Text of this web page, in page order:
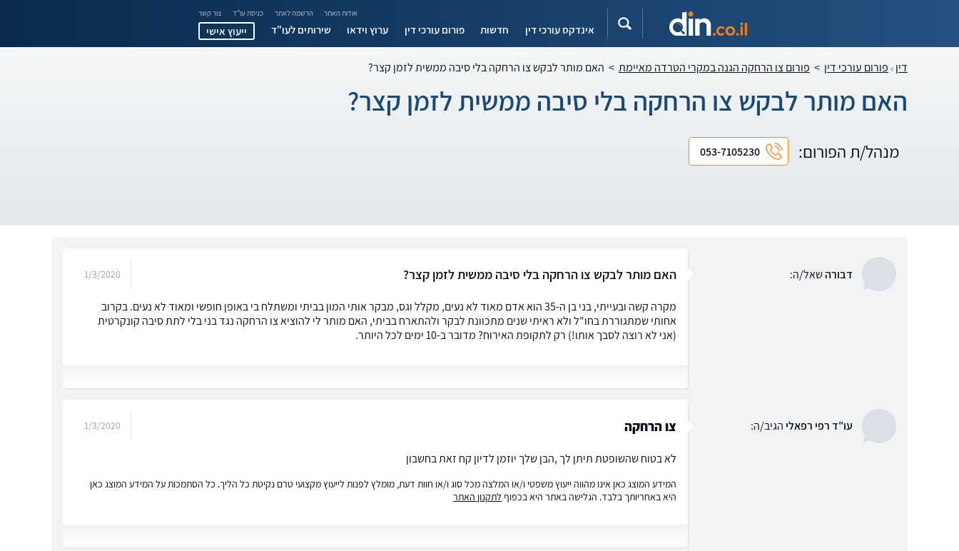
אודות האתר הרשמה לאתר כניסת עו"ד צור קשר
אינדקס עורכי דין חדשות פורום עורכי דין ערוץ וידאו שירותים לעו"ד ייעוץ אישי
דין פורום עורכי דין > פורום צו הרחקה הגנה במקרי הטרדה מאיימת > האם מותר לבקש צו הרחקה בלי סיבה ממשית לזמן קצר?
האם מותר לבקש צו הרחקה בלי סיבה ממשית לזמן קצר?
מנהל/ת הפורום: 053-7105230
דבורהשאל/ה: האם מותר לבקש צו הרחקה בלי סיבה ממשית לזמן קצר? 1/3/2020
מקרה קשה ובעייתי, בני בן ה-35 הוא אדם מאוד לא נעים, מקלל וגס, מבקר אותי המון בביתי ומשתלח בי באופן חופשי ומאוד לא נעים. בקרוב
אחותי שמתגוררת בחו"ל ולא ראיתי שנים מתכוונת לבקר ולהתארח בביתי, האם מותר לי להוציא צו הרחקה נגד בני בלי לתת סיבה קונקרטית
(אני לא רוצה לסבך אותו!) רק לתקופת האירוח? מדובר ב-10 ימים לכל היותר.
עו"ד רפי רפאלי הגיב/ה: צו הרחקה 1/3/2020
לא בטוח שהשופטת תיתן לך ,הבן שלך יוזמן לדיון קח זאת בחשבון
המידע המוצג כאן אינו מהווה ייעוץ משפטי ו/או המלצה מכל סוג ו/או חוות דעת, מומלץ לפנות לייעוץ מקצועי טרם נקיטת כל הליך. כל הסתמכות על המידע המוצג כאן
היא באחריותך בלבד. הגלישה באתר היא בכפוף לתקנון האתר